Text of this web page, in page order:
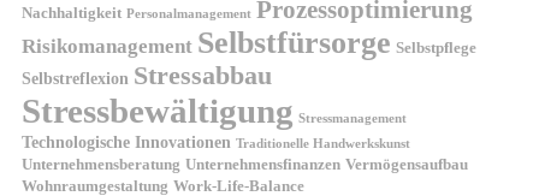
Nachhaltigkeit Personalmanagement Prozessoptimierung
Risikomanagement Selbstfürsorge Selbstpflege
Selbstreflexion Stressabbau
Stressbewältigung Stressmanagement
Technologische Innovationen Traditionelle Handwerkskunst
Unternehmensberatung Unternehmensfinanzen Vermögensaufbau
Wohnraumgestaltung Work-Life-Balance